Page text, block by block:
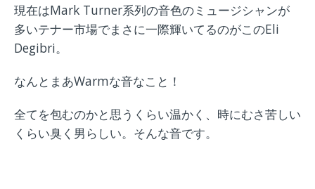
現在はMark Turner系列の音色のミュージシャンが
多いテナー市場でまさに一際輝いてるのがこのEli
Degibri。
なんとまあWarmな音なこと！
全てを包むのかと思うくらい温かく、時にむさ苦しい
くらい臭く男らしい。そんな音です。